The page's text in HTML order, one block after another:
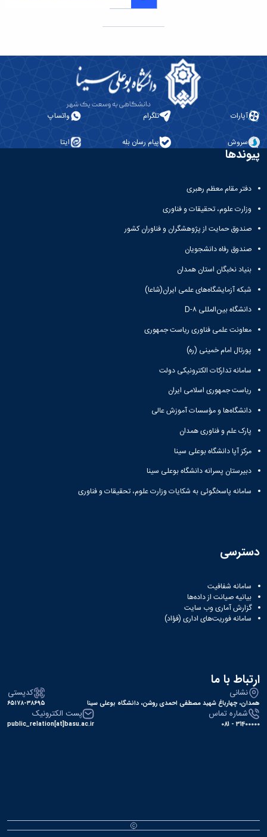
آپارات تلگرام واتساپ
سروش پیام رسان بله ایتا
پیوندها
دفتر مقام معظم رهبری
وزارت علوم، تحقیقات و فناوری
صندوق حمایت از پژوهشگران و فناوران کشور
صندوق رفاه دانشجویان
بنیاد نخبگان استان همدان
شبکه آزمایشگاه‌های علمی ایران(شاعا)
دانشگاه بین‌المللی D-۸
معاونت علمی فناوری ریاست جمهوری
پورتال امام خمینی (ره)
سامانه تدارکات الکترونیکی دولت
ریاست جمهوری اسلامی ایران
دانشگاه‌ها و مؤسسات آموزش عالی
پارک علم و فناوری همدان
مرکز آپا دانشگاه بوعلی سینا
دبیرستان پسرانه دانشگاه بوعلی سینا
سامانه پاسخگوئی به شکایات وزارت علوم، تحقیقات و فناوری
دسترسی
سامانه شفافیت
بیانیه صیانت از داده‌ها
گزارش آماری وب‌ سایت
سامانه فوریت‌های اداری (فؤاد)
ارتباط با ما
نشانی
همدان، چهارباغ شهید مصطفی احمدی روشن، دانشگاه بوعلی سینا
کدپستی
۶۵۱۷۸-۳۸۶۹۵
شماره تماس
31400000 - 081
پست الکترونیک
public_relation[at]basu.ac.ir